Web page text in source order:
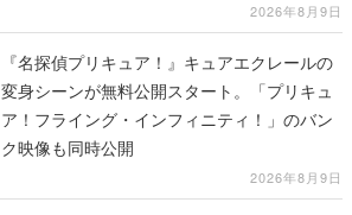
2026年8月9日
『名探偵プリキュア！』キュアエクレールの
変身シーンが無料公開スタート。「プリキュ
ア！フライング・インフィニティ！」のバン
ク映像も同時公開
2026年8月9日